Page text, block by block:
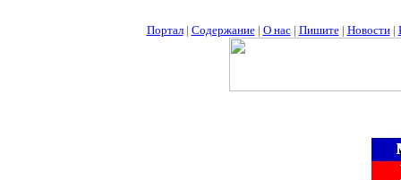
Портал| Содержание| О нас| Пишите| Новости|